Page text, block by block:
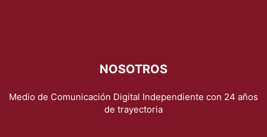
NOSOTROS
Medio de Comunicación Digital Independiente con 24 años
de trayectoria